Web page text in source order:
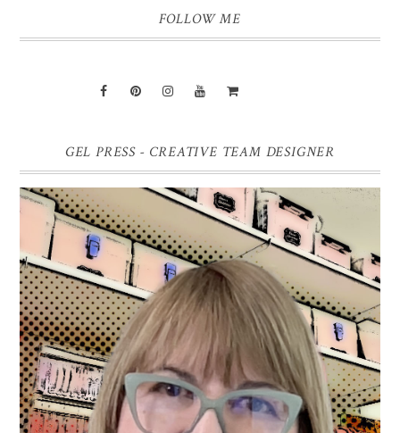
FOLLOW ME
GEL PRESS - CREATIVE TEAM DESIGNER